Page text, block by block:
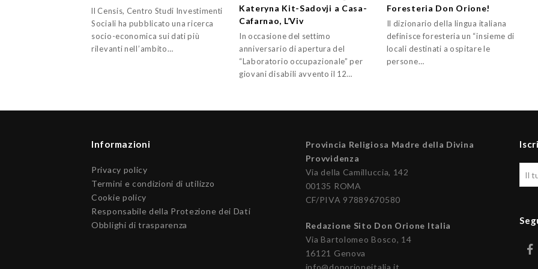
ll Censis, Centro Studi Investimenti
Sociali ha pubblicato una ricerca
socio-economica sui dati più
rilevanti nell’ambito…
Kateryna Kit-Sadovji a Casa-
Cafarnao, L’Viv
In occasione del settimo
anniversario di apertura del
“Laboratorio occupazionale” per
giovani disabili avvento il 12…
Foresteria Don Orione!
Il dizionario della lingua italiana
definisce foresteria un “insieme di
locali destinati a ospitare le
persone…
Informazioni
Privacy policy
Termini e condizioni di utilizzo
Cookie policy
Responsabile della Protezione dei Dati
Obblighi di trasparenza
Provincia Religiosa Madre della Divina
Provvidenza
Via della Camilluccia, 142
00135 ROMA
CF/PIVA 97889670580
Redazione Sito Don Orione Italia
Via Bartolomeo Bosco, 14
16121 Genova
info@donorioneitalia.it